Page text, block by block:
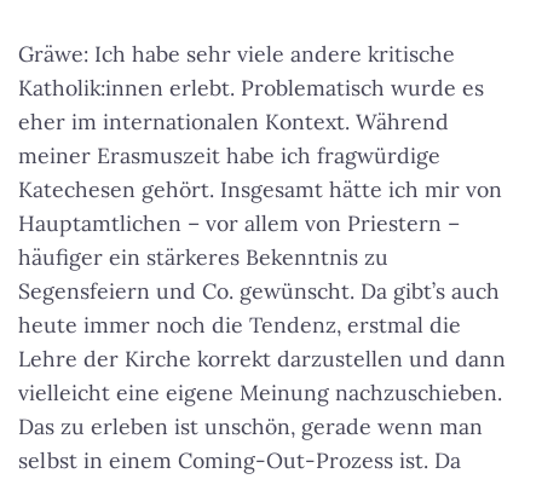
Gräwe: Ich habe sehr viele andere kritische
Katholik:innen erlebt. Problematisch wurde es
eher im internationalen Kontext. Während
meiner Erasmuszeit habe ich fragwürdige
Katechesen gehört. Insgesamt hätte ich mir von
Hauptamtlichen – vor allem von Priestern –
häufiger ein stärkeres Bekenntnis zu
Segensfeiern und Co. gewünscht. Da gibt’s auch
heute immer noch die Tendenz, erstmal die
Lehre der Kirche korrekt darzustellen und dann
vielleicht eine eigene Meinung nachzuschieben.
Das zu erleben ist unschön, gerade wenn man
selbst in einem Coming-Out-Prozess ist. Da